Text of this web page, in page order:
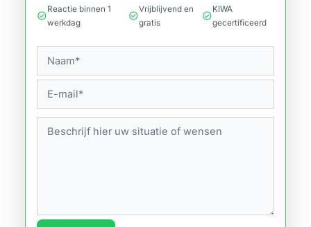
check_circle
Reactie binnen 1
werkdag
check_circle
Vrijblijvend en
gratis
check_circle
KIWA
gecertificeerd